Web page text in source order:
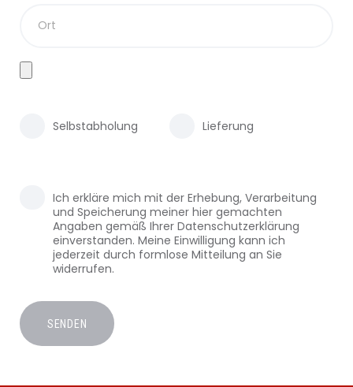
Selbstabholung Lieferung
Ich erkläre mich mit der Erhebung, Verarbeitung
und Speicherung meiner hier gemachten
Angaben gemäß Ihrer Datenschutzerklärung
einverstanden. Meine Einwilligung kann ich
jederzeit durch formlose Mitteilung an Sie
widerrufen.
SENDEN